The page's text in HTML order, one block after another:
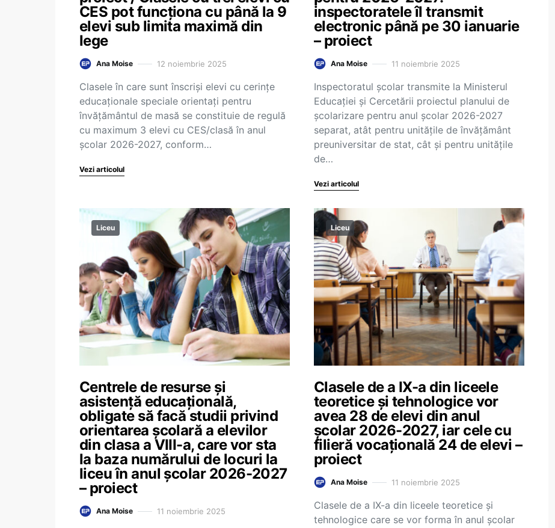
CES pot funcționa cu până la 9
elevi sub limita maximă din
lege
Ana Moise 12 noiembrie 2025
Clasele în care sunt înscriși elevi cu cerințe
educaționale speciale orientați pentru
învățământul de masă se constituie de regulă
cu maximum 3 elevi cu CES/clasă în anul
școlar 2026-2027, conform…
Vezi articolul
inspectoratele îl transmit
electronic până pe 30 ianuarie
– proiect
Ana Moise 11 noiembrie 2025
Inspectoratul școlar transmite la Ministerul
Educației și Cercetării proiectul planului de
școlarizare pentru anul școlar 2026-2027
separat, atât pentru unitățile de învățământ
preuniversitar de stat, cât și pentru unitățile
de…
Vezi articolul
Liceu
Centrele de resurse și
asistență educațională,
obligate să facă studii privind
orientarea școlară a elevilor
din clasa a VIII-a, care vor sta
la baza numărului de locuri la
liceu în anul școlar 2026-2027
– proiect
Ana Moise 11 noiembrie 2025
Liceu
Clasele de a IX-a din liceele
teoretice și tehnologice vor
avea 28 de elevi din anul
școlar 2026-2027, iar cele cu
filieră vocațională 24 de elevi –
proiect
Ana Moise 11 noiembrie 2025
Clasele de a IX-a din liceele teoretice și
tehnologice care se vor forma în anul școlar